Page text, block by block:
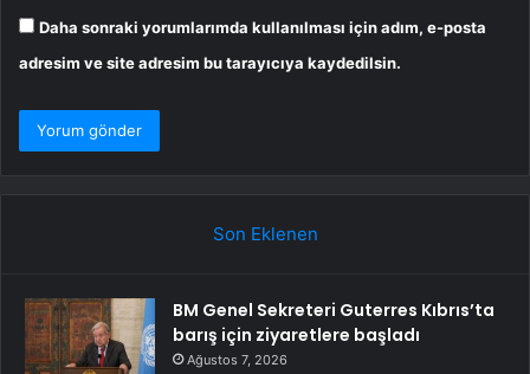
Daha sonraki yorumlarımda kullanılması için adım, e-posta
adresim ve site adresim bu tarayıcıya kaydedilsin.
Son Eklenen
BM Genel Sekreteri Guterres Kıbrıs’ta
barış için ziyaretlere başladı
Ağustos 7, 2026